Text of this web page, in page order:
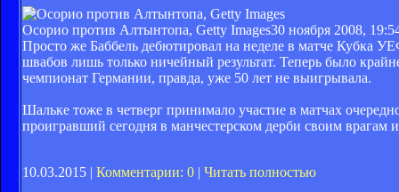
Осорио против Алтынтопа, Getty Images30 ноября 2008,
Просто же Баббель дебютировал на неделе в матче Кубка
швабов лишь только ничейный результат. Теперь было
чемпионат Германии, правда, уже 50 лет не выигрывала.
Шальке тоже в четверг принимало участие в матчах
проигравший сегодня в манчестерском дерби своим врагам
10.03.2015 | Комментарии: 0 | Читать полностью